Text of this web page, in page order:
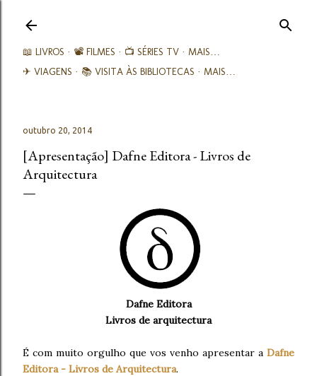
📖 LIVROS 📽️ FILMES 📺 SÉRIES TV
MAIS…
✈ VIAGENS
📚︎ VISITA ÀS BIBLIOTECAS MAIS…
outubro 20, 2014
[Apresentação] Dafne Editora - Livros de
Arquitectura
Dafne Editora
Livros de arquitectura
É com muito orgulho que vos venho apresentar a Dafne
Editora - Livros de Arquitectura.